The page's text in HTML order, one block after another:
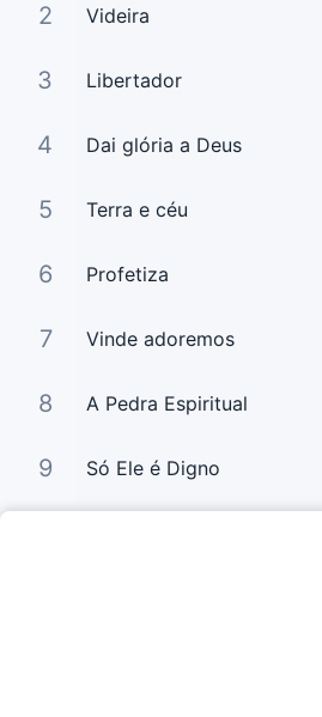
2 Videira
3 Libertador
4 Dai glória a Deus
5 Terra e céu
6 Profetiza
7 Vinde adoremos
8 A Pedra Espiritual
9 Só Ele é Digno